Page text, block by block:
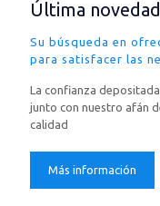
Última novedad
Su búsqueda en
para satisfacer las
La confianza
junto con nuestro afán
calidad
Más información